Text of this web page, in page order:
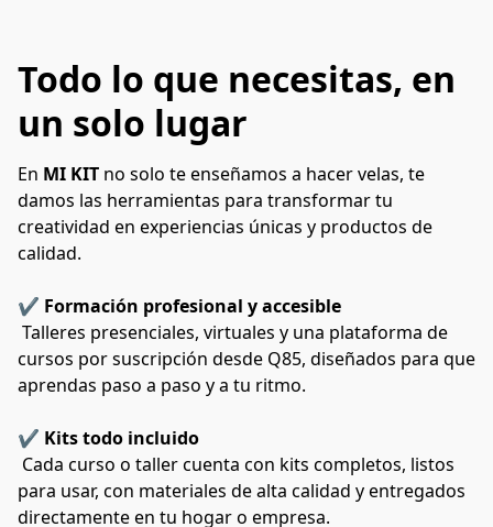
Todo lo que necesitas, en
un solo lugar
En MI KIT no solo te enseñamos a hacer velas, te
damos las herramientas para transformar tu
creatividad en experiencias únicas y productos de
calidad.
✔️ Formación profesional y accesible
cursos por suscripción desde Q85, diseñados para que
aprendas paso a paso y a tu ritmo.
✔️ Kits todo incluido
para usar, con materiales de alta calidad y entregados
directamente en tu hogar o empresa.